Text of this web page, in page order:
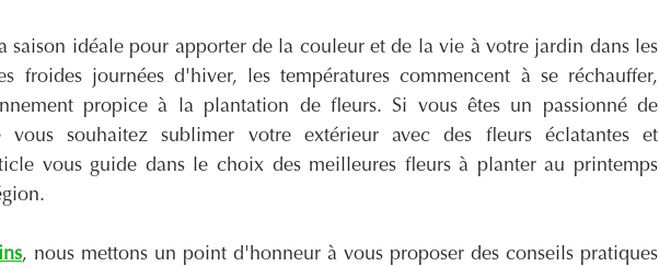
froides journées d'hiver, les températures commencent à se réchauffer,
propice à la plantation de fleurs. Si vous êtes un passionné de
vous souhaitez sublimer votre extérieur avec des fleurs éclatantes et
vous guide dans le choix des meilleures fleurs à planter au printemps
, nous mettons un point d'honneur à vous proposer des conseils pratiques